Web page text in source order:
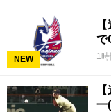
NEW
で
1
一